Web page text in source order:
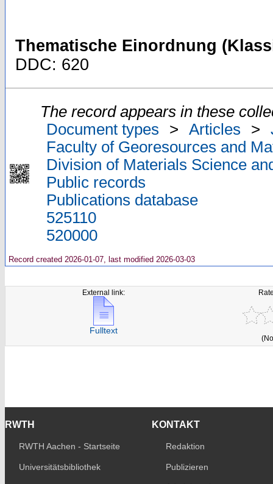
Thematische Einordnung
DDC: 620
The record appears in these
Document types
> Articles >
Faculty of Georesources and
Division of Materials Science
Public records
Publications database
525110
520000
Record created 2026-01-07, last modified 2026-03-03
External link:
Fulltext
RWTH
RWTH Aachen - Startseite
Universitätsbibliothek
KONTAKT
Redaktion
Publizieren